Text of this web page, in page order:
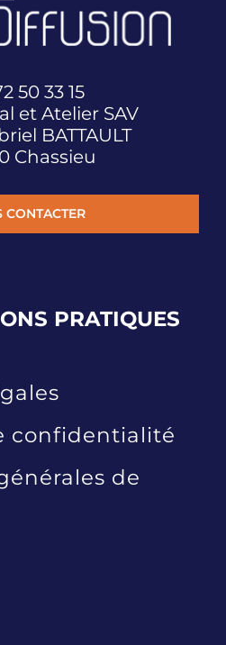
50 33 15
et Atelier SAV
BATTAULT
Chassieu
CONTACTER
PRATIQUES
confidentialité
de